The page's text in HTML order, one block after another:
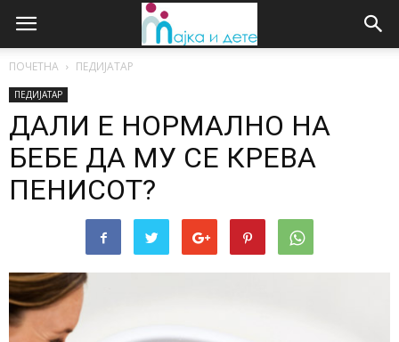
ПОЧЕТНА ПЕДИЈАТАР
ПЕДИЈАТАР
ДАЛИ Е НОРМАЛНО НА
БЕБЕ ДА МУ СЕ КРЕВА
ПЕНИСОТ?